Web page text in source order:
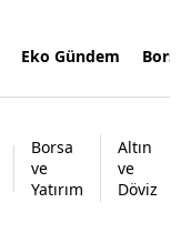
Eko Gündem
Borsa
ve
Yatırım
Altın
ve
Döviz